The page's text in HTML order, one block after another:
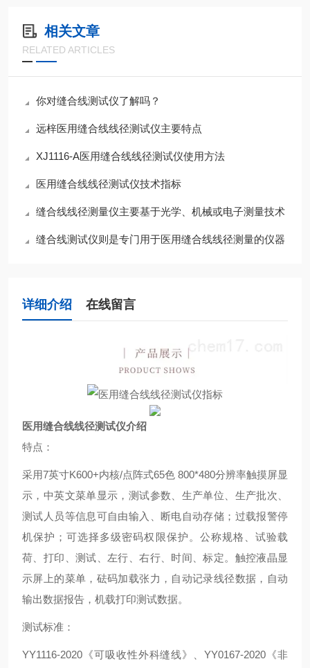
相关文章
RELATED ARTICLES
你对缝合线测试仪了解吗？
远梓医用缝合线线径测试仪主要特点
XJ1116-A医用缝合线线径测试仪使用方法
医用缝合线线径测试仪技术指标
缝合线线径测量仪主要基于光学、机械或电子测量技术
缝合线测试仪则是专门用于医用缝合线线径测量的仪器
详细介绍 在线留言
医用缝合线线径测试仪介绍
特点：
采用7英寸K600+内核/点阵式65色 800*480分辨率触摸屏显
示，中英文菜单显示，测试参数、生产单位、生产批次、
测试人员等信息可自由输入、断电自动存储；过载报警停
机保护；可选择多级密码权限保护。公称规格、试验载
荷、打印、测试、左行、右行、时间、标定。触控液晶显
示屏上的菜单，砝码加载张力，自动记录线径数据，自动
输出数据报告，机载打印测试数据。
测试标准：
YY1116-2020《可吸收性外科缝线》、YY0167-2020《非